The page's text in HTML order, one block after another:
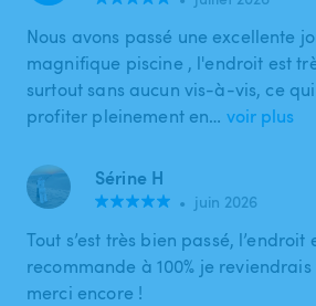
Nous avons passé une excellente
magnifique piscine , l'endroit est
surtout sans aucun vis-à-vis, ce
profiter pleinement en… voir plus
Sérine H
• juin 2026
Tout s’est très bien passé,
recommande à 100% je
merci encore !